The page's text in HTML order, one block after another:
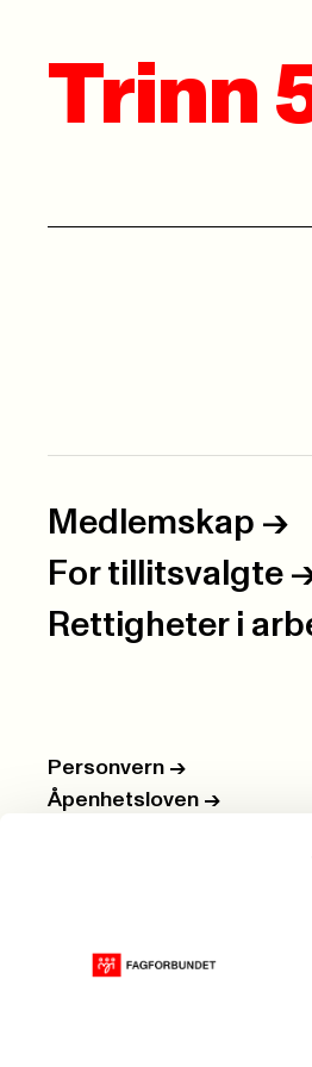
Trinn
Medlemskap ->
For tillitsvalgte -
Rettigheter i
Personvern ->
Åpenhetsloven ->